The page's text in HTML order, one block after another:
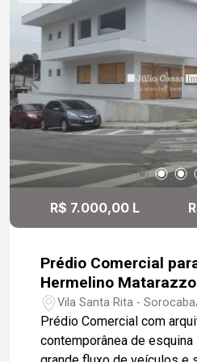
R$ 7.000,00 L
Prédio Comercial
Hermelino
Vila Santa Rita -
Prédio Comercial com
contemporânea de